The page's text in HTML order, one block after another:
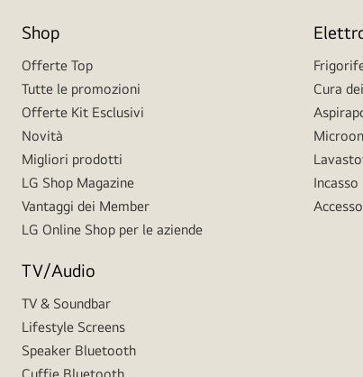
Shop
Offerte Top
Tutte le promozioni
Offerte Kit Esclusivi
Novità
Migliori prodotti
LG Shop Magazine
Vantaggi dei Member
LG Online Shop per le aziende
TV/Audio
TV & Soundbar
Lifestyle Screens
Speaker Bluetooth
Cura
Incasso